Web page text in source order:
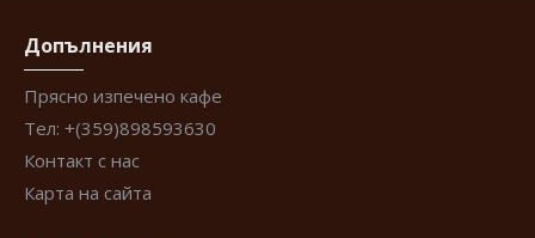
Допълнения
Прясно изпечено кафе
Тел: +(359)898593630
Контакт с нас
Карта на сайта